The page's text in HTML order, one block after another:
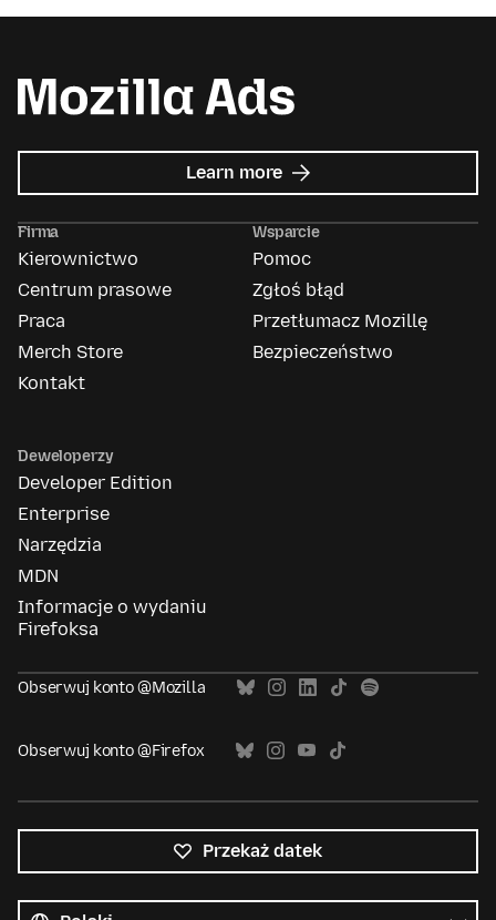
Learn more about
Mozilla
Firma
Kierownictwo
Centrum prasowe
Praca
Merch Store
Kontakt
Wsparcie
Pomoc
Zgłoś błąd
Przetłumacz Mozillę
Bezpieczeństwo
Deweloperzy
Developer Edition
Enterprise
Narzędzia
MDN
Informacje o wydaniu
Firefoksa
Obserwuj konto @Mozilla
Obserwuj konto @Firefox
Przekaż datek
języki
Język